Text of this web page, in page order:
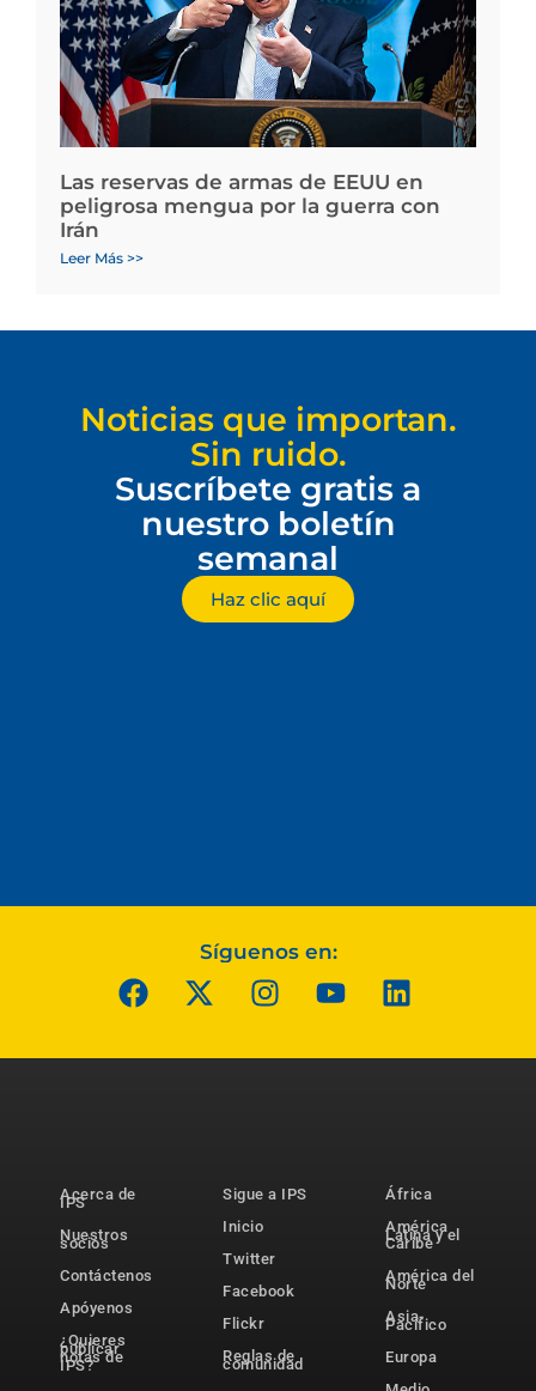
Las reservas de armas de EEUU en
peligrosa mengua por la guerra con
Irán
Leer Más >>
Noticias que importan.
Sin ruido.
Suscríbete gratis a
nuestro boletín
semanal
Haz clic aquí
Síguenos en:
Acerca de
IPS
Nuestros
socios
Contáctenos
Apóyenos
¿Quieres
publicar
notas de
IPS?
Sigue a IPS
Inicio
Twitter
Facebook
Flickr
Reglas de
comunidad
África
América
Latina y el
Caribe
América del
Norte
Asia-
Pacífico
Europa